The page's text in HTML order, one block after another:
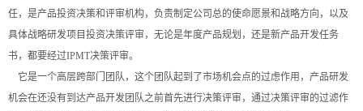
任，是产品投资决策和评审机构，负责制定公司总的使命愿景和战略方向，以及
具体战略研发项目投资决策评审，无论是年度产品规划，还是新产品开发任务
书，都要经过IPMT决策评审。
它是一个高层跨部门团队，这个团队起到了市场机会点的过虑作用，产品研发
机会在还没有到达产品开发团队之前首先进行决策评审，通过决策评审的过滤作